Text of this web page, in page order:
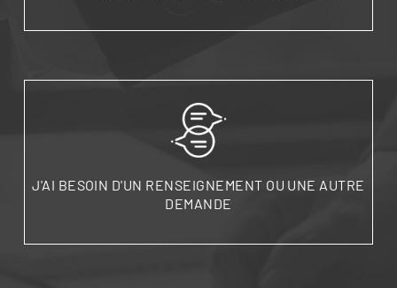
J'AI BESOIN D'UN RENSEIGNEMENT OU UNE AUTRE
DEMANDE